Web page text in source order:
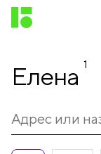
Елена 1